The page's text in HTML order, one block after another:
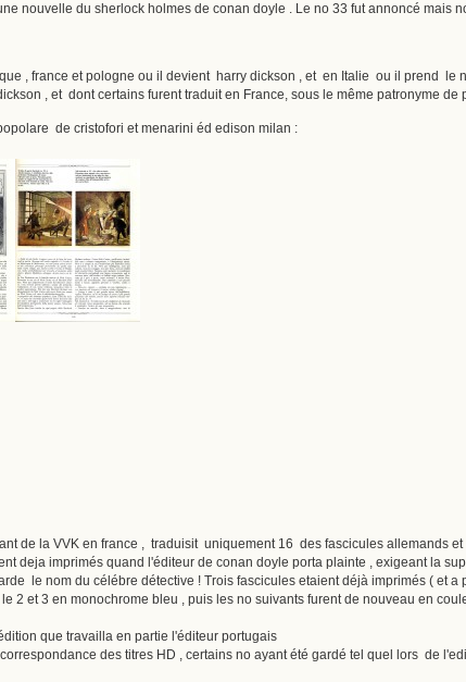
nouvelle du sherlock holmes de conan doyle . Le no 33 fut annoncé mais
, france et pologne ou il devient harry dickson , et en Italie ou il prend le
, et dont certains furent traduit en France, sous le même patronyme de
de cristofori et menarini éd edison milan :
de la VVK en france , traduisit uniquement 16 des fascicules allemands
deja imprimés quand l'éditeur de conan doyle porta plainte , exigeant la
le nom du célébre détective ! Trois fascicules etaient déjà imprimés ( et
2 et 3 en monochrome bleu , puis les no suivants furent de nouveau en
que travailla en partie l'éditeur portugais
des titres HD , certains no ayant été gardé tel quel lors de